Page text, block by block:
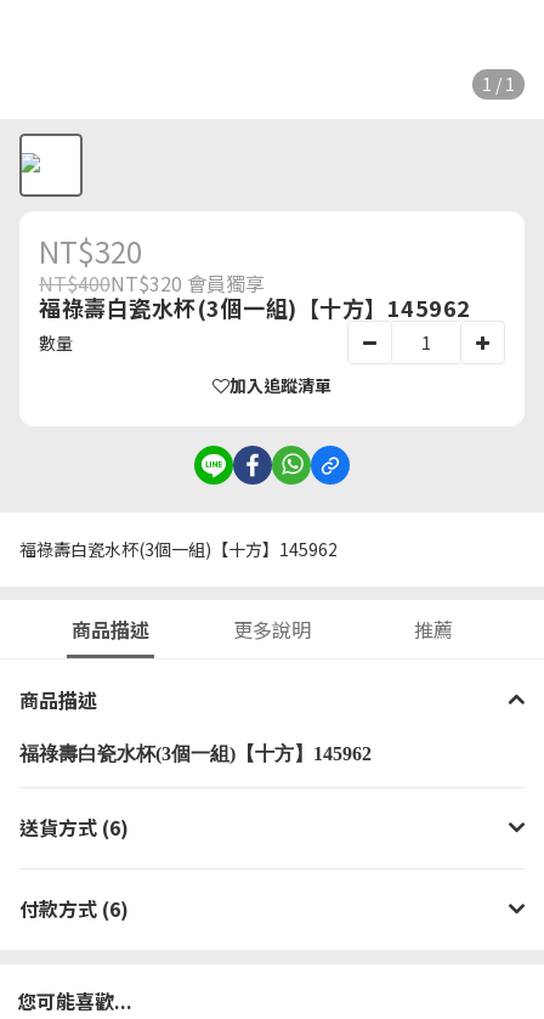
1 / 1
NT$320
NT$400NT$320 會員獨享
福祿壽白瓷水杯(3個一組)【十方】145962
數量
加入追蹤清單
福祿壽白瓷水杯(3個一組)【十方】145962
商品描述 更多說明 推薦
商品描述
福祿壽白瓷水杯(3個一組)【十方】145962
送貨方式 (6)
付款方式 (6)
您可能喜歡...